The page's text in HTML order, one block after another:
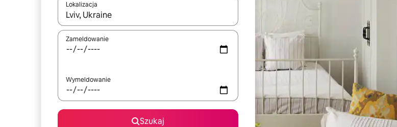
Lokalizacja
Gdy wyniki będą dostępne, możesz poruszać się po nich za pomocą klawiszy strzałek w górę i w
Zameldowanie
Wymeldowanie
Szukaj